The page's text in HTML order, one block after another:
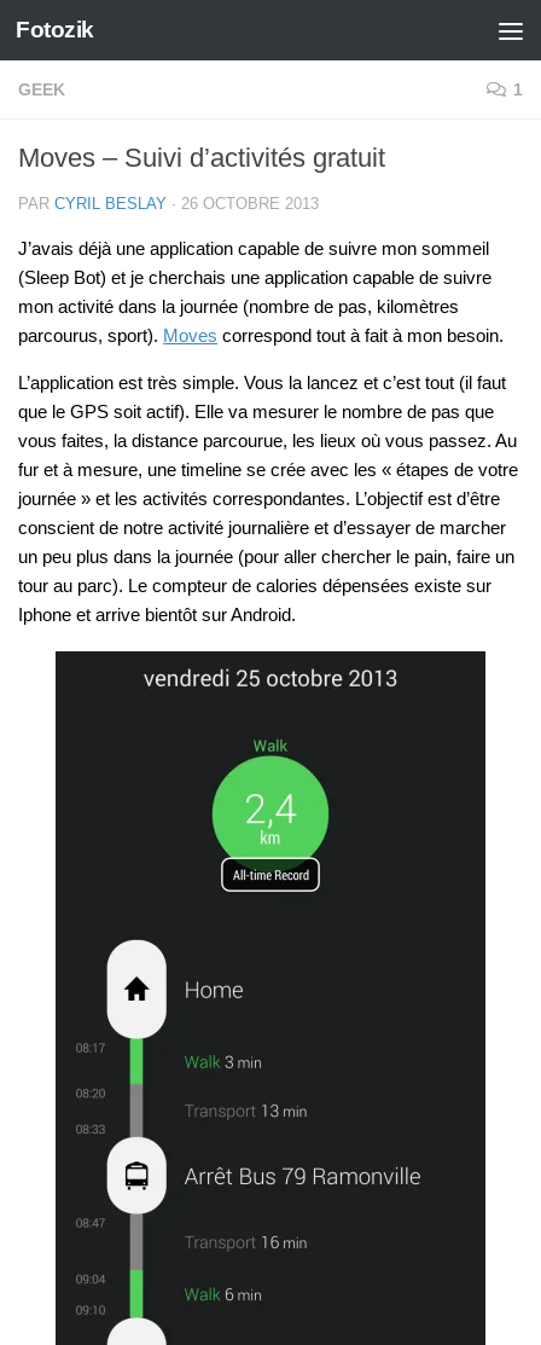
Skip to content
Fotozik
GEEK 1
Moves – Suivi d’activités gratuit
PAR CYRIL BESLAY · 26 OCTOBRE 2013
J’avais déjà une application capable de suivre mon sommeil
(Sleep Bot) et je cherchais une application capable de suivre
mon activité dans la journée (nombre de pas, kilomètres
parcourus, sport). Moves correspond tout à fait à mon besoin.
L’application est très simple. Vous la lancez et c’est tout (il faut
que le GPS soit actif). Elle va mesurer le nombre de pas que
vous faites, la distance parcourue, les lieux où vous passez. Au
fur et à mesure, une timeline se crée avec les « étapes de votre
journée » et les activités correspondantes. L’objectif est d’être
conscient de notre activité journalière et d’essayer de marcher
un peu plus dans la journée (pour aller chercher le pain, faire un
tour au parc). Le compteur de calories dépensées existe sur
Iphone et arrive bientôt sur Android.